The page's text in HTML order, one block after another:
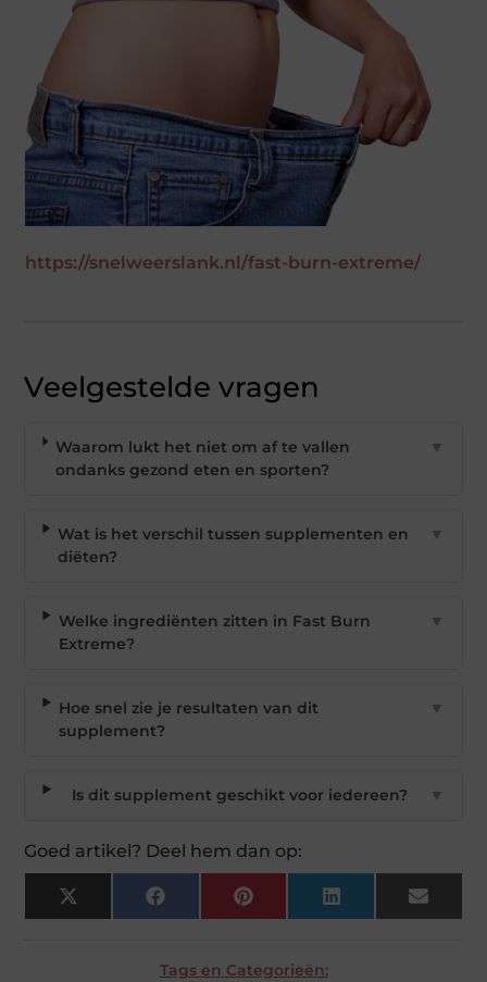
https://snelweerslank.nl/fast-burn-extreme/
Veelgestelde vragen
Waarom lukt het niet om af te vallen
ondanks gezond eten en sporten?
▼
Wat is het verschil tussen supplementen en
diëten?
▼
Welke ingrediënten zitten in Fast Burn
Extreme?
▼
Hoe snel zie je resultaten van dit
supplement?
▼
Is dit supplement geschikt voor iedereen? ▼
Goed artikel? Deel hem dan op:
X
(Twitter)
Facebook Pinterest LinkedIn Email
Tags en Categorieën: